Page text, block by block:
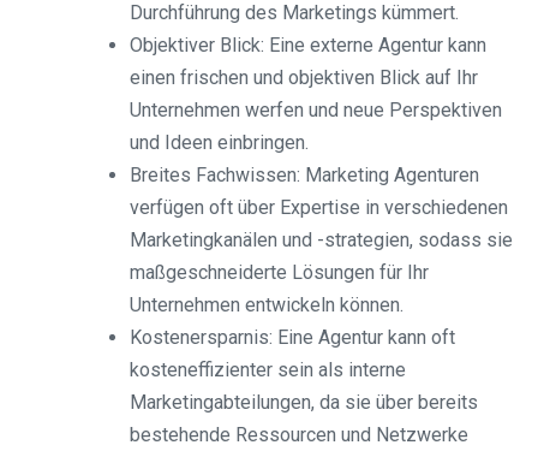
Durchführung des Marketings kümmert.
Objektiver Blick: Eine externe Agentur kann
einen frischen und objektiven Blick auf Ihr
Unternehmen werfen und neue Perspektiven
und Ideen einbringen.
Breites Fachwissen: Marketing Agenturen
verfügen oft über Expertise in verschiedenen
Marketingkanälen und -strategien, sodass sie
maßgeschneiderte Lösungen für Ihr
Unternehmen entwickeln können.
Kostenersparnis: Eine Agentur kann oft
kosteneffizienter sein als interne
Marketingabteilungen, da sie über bereits
bestehende Ressourcen und Netzwerke